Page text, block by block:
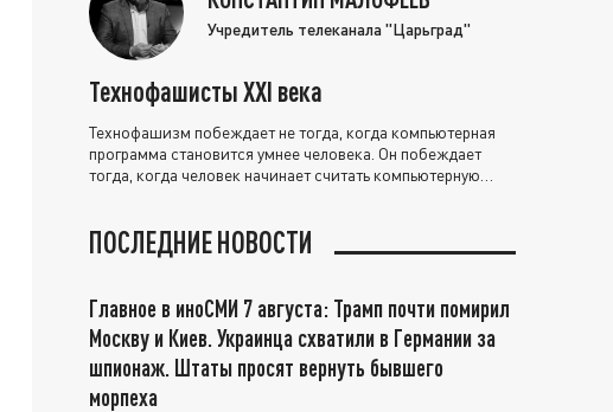
Учредитель телеканала "Царьград"
Технофашисты XXI века
Технофашизм побеждает не тогда, когда компьютерная
программа становится умнее человека. Он побеждает
тогда, когда человек начинает считать компьютерную
ПОСЛЕДНИЕ НОВОСТИ
Главное в иноСМИ 7 августа: Трамп почти помирил
Москву и Киев. Украинца схватили в Германии за
шпионаж. Штаты просят вернуть бывшего
морпеха